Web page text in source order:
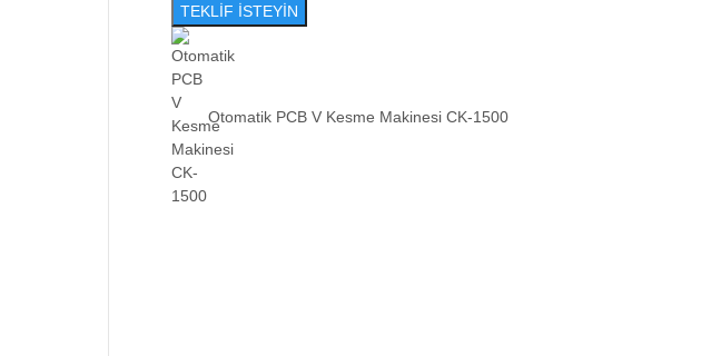
TEKLİF İSTEYİN
Otomatik PCB V Kesme Makinesi CK-1500